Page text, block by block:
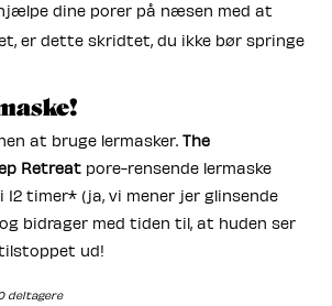
dine porer på næsen med at
er dette skridtet, du ikke bør springe
at bruge lermasker. The
Retreat pore-rensende lermaske
timer* (ja, vi mener jer glinsende
bidrager med tiden til, at huden ser
ud!
deltagere